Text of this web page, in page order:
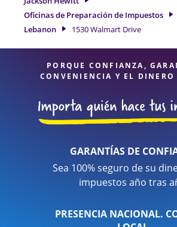
OH, la ubicación de Jackson Hewitt en
una opción excelente. Con nuestros
de impuestos, atención al detalle y
Oficinas de Preparación de Impuestos
Lebanon
1530 Walmart Drive
PORQUE CONFIANZA,
CONVENIENCIA Y EL DINERO
GARANTÍAS DE
Sea 100% seguro de su
impuestos año tras
PRESENCIA NACIONAL.